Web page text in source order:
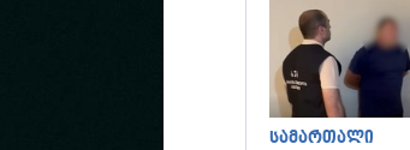
სამართალი